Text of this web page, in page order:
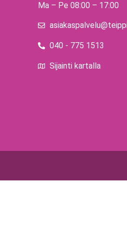
Ma – Pe 08:00 – 17:00
040 - 775 1513
Sijainti kartalla